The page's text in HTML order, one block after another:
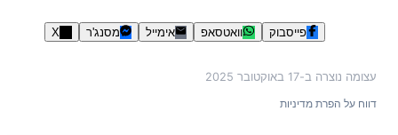
פייסבוק וואטסאפ אימייל מסנג'ר X
עצומה נוצרה ב-17 באוקטובר 2025
דווח על הפרת מדיניות